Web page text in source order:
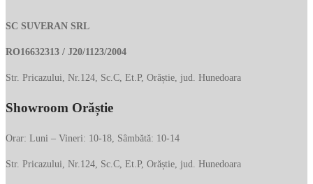
SC SUVERAN SRL
RO16632313 / J20/1123/2004
Str. Pricazului, Nr.124, Sc.C, Et.P, Orăștie, jud. Hunedoara
Showroom Orăștie
Orar: Luni – Vineri: 10-18, Sâmbătă: 10-14
Str. Pricazului, Nr.124, Sc.C, Et.P, Orăștie, jud. Hunedoara